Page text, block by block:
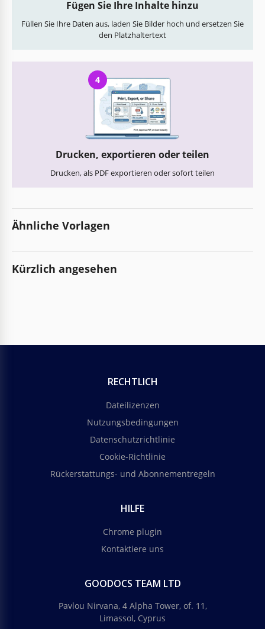
Fügen Sie Ihre Inhalte hinzu
Füllen Sie Ihre Daten aus, laden Sie Bilder hoch und ersetzen Sie
den Platzhaltertext
4
Drucken, exportieren oder teilen
Drucken, als PDF exportieren oder sofort teilen
Ähnliche Vorlagen
Kürzlich angesehen
RECHTLICH
Dateilizenzen
Nutzungsbedingungen
Datenschutzrichtlinie
Cookie-Richtlinie
Rückerstattungs- und Abonnementregeln
HILFE
Chrome plugin
Kontaktiere uns
GOODOCS TEAM LTD
Pavlou Nirvana, 4 Alpha Tower, of. 11,
Limassol, Cyprus